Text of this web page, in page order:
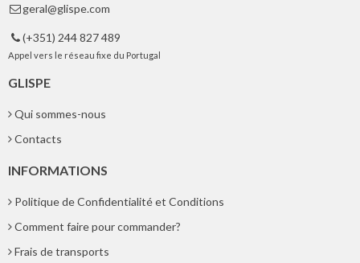
 geral@glispe.com
 (+351) 244 827 489
Appel vers le réseau fixe du Portugal
GLISPE
Qui sommes-nous
Contacts
INFORMATIONS
Politique de Confidentialité et Conditions
Comment faire pour commander?
Frais de transports